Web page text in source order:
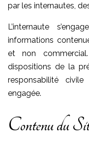
par les internautes,
L’internaute
informations
et non
dispositions de la
responsabilité
engagée.
Contenu du